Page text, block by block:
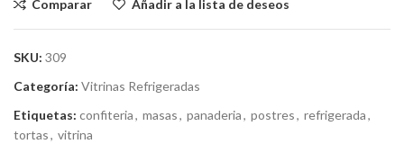
Comparar Añadir a la lista de deseos
SKU: 309
Categoría: Vitrinas Refrigeradas
Etiquetas: confiteria, masas, panaderia, postres, refrigerada,
tortas, vitrina